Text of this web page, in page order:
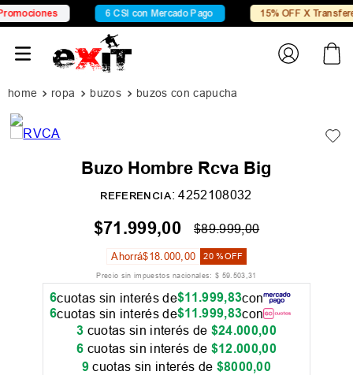
6 CSI con Mercado Pago 15% OFF X
ropa buzos buzos con capucha
Buzo Hombre Rcva Big
REFERENCIA:4252108032
$71.999,00 $89.999,00
Ahorrá$18.000,00 20 %OFF
Precio sin impuestos nacionales: $ 59.503,31
6cuotas sin interés de$11.999,83con
6cuotas sin interés de$11.999,83con
3 cuotas sin interés de $24.000,00
6 cuotas sin interés de $12.000,00
9 cuotas sin interés de $8000,00